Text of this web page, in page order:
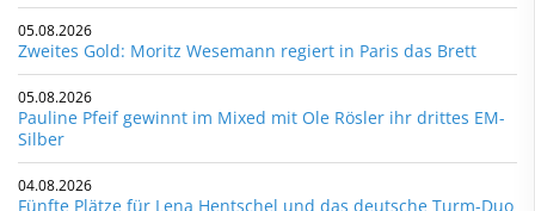
05.08.2026
Zweites Gold: Moritz Wesemann regiert in Paris das Brett
05.08.2026
Pauline Pfeif gewinnt im Mixed mit Ole Rösler ihr drittes EM-
Silber
04.08.2026
Fünfte Plätze für Lena Hentschel und das deutsche Turm-Duo